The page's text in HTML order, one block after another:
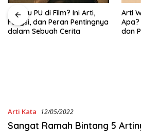
Apa Itu PU di Film? Ini Arti,
Fungsi, dan Peran Pentingnya
dalam Sebuah Cerita
Arti
Apa?
dan
Arti Kata 12/05/2022
Sangat Ramah Bintang 5